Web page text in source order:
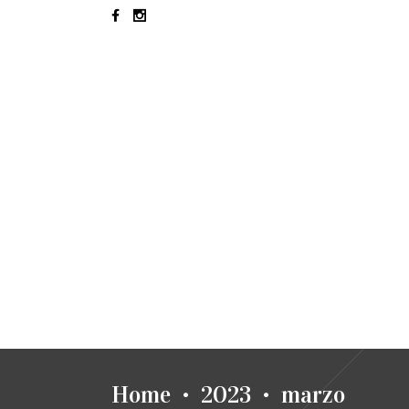
Home • 2023 • marzo